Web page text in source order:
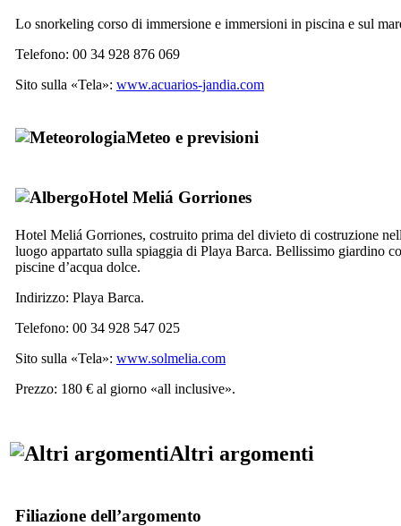
Lo snorkeling corso di immersione e immersioni in piscina e sul
Telefono: 00 34 928 876 069
Sito sulla «Tela»: www.acuarios-jandia.com
Meteo e previsioni
Hotel Meliá Gorriones
Hotel Meliá Gorriones, costruito prima del divieto di costruzione
luogo appartato sulla spiaggia di Playa Barca. Bellissimo giardino
piscine d’acqua dolce.
Indirizzo: Playa Barca.
Telefono: 00 34 928 547 025
Sito sulla «Tela»: www.solmelia.com
Prezzo: 180 € al giorno «all inclusive».
Altri argomenti
Filiazione dell’argomento